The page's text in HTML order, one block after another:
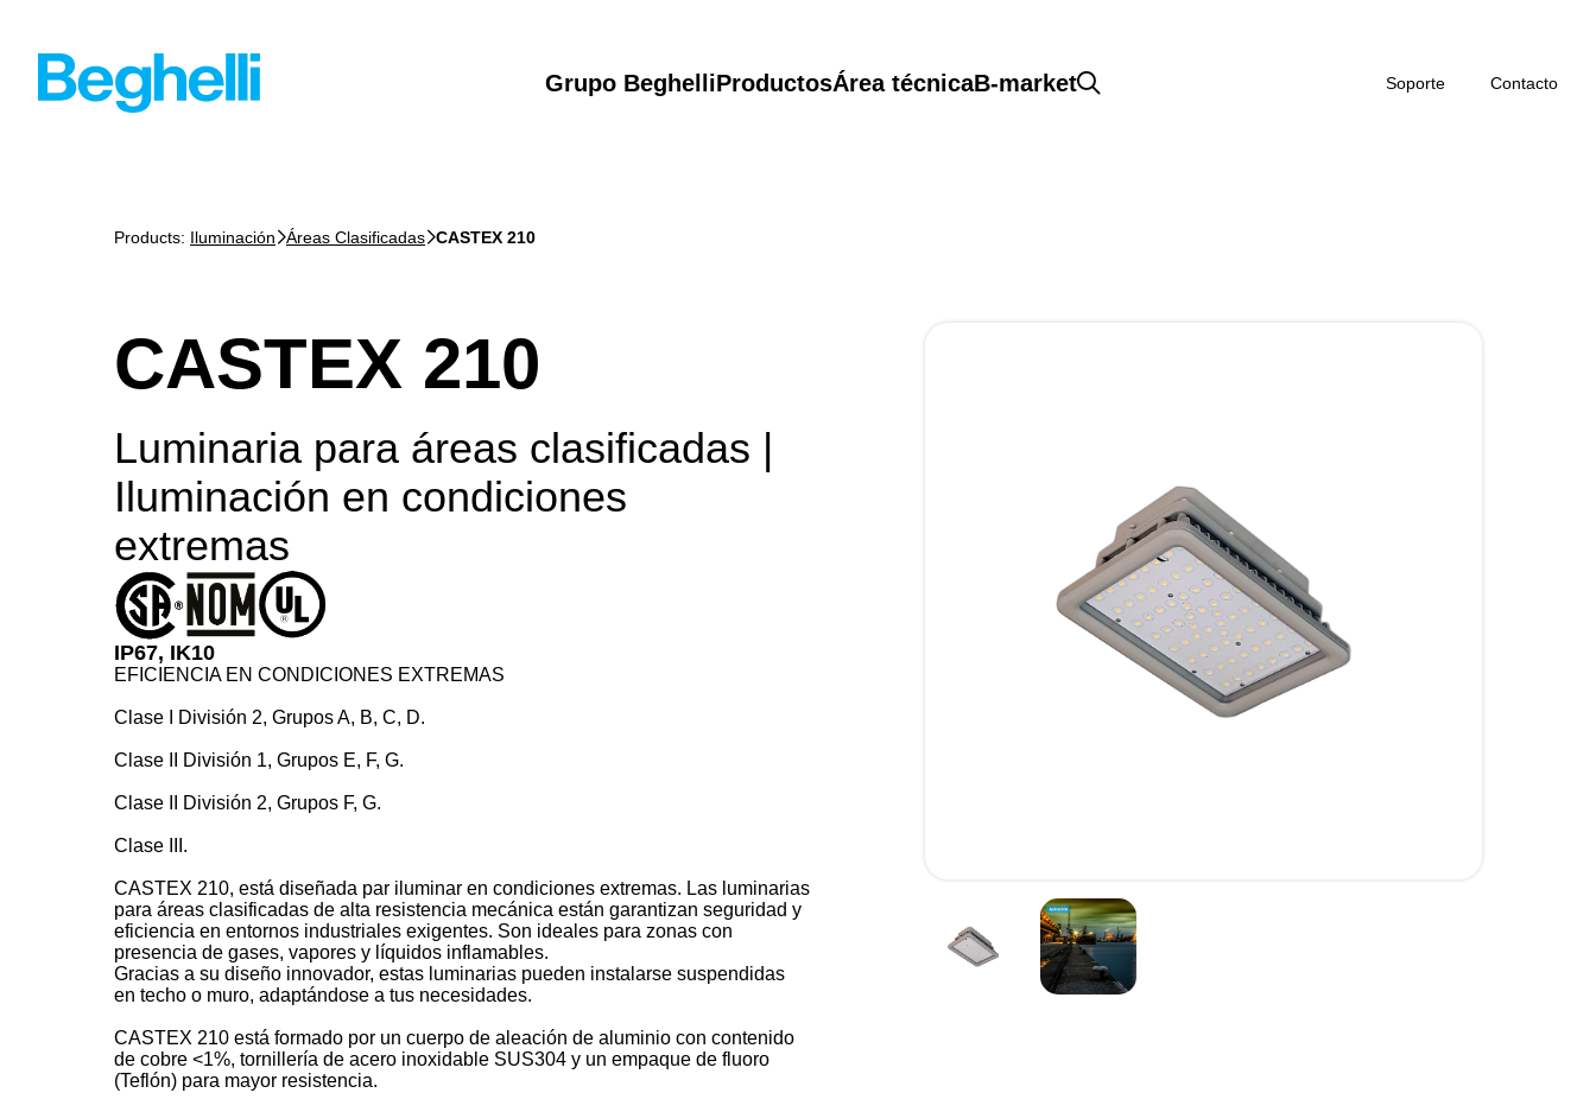
Grupo BeghelliProductosÁrea técnicaB-market Soporte Contacto
Products: Iluminación Áreas Clasificadas CASTEX 210
CASTEX 210
Luminaria para áreas clasificadas |
Iluminación en condiciones
extremas
IP67, IK10
EFICIENCIA EN CONDICIONES EXTREMAS
Clase I División 2, Grupos A, B, C, D.
Clase II División 1, Grupos E, F, G.
Clase II División 2, Grupos F, G.
Clase III.
CASTEX 210, está diseñada par iluminar en condiciones extremas. Las luminarias
para áreas clasificadas de alta resistencia mecánica están garantizan seguridad y
eficiencia en entornos industriales exigentes. Son ideales para zonas con
presencia de gases, vapores y líquidos inflamables.
Gracias a su diseño innovador, estas luminarias pueden instalarse suspendidas
en techo o muro, adaptándose a tus necesidades.
CASTEX 210 está formado por un cuerpo de aleación de aluminio con contenido
de cobre <1%, tornillería de acero inoxidable SUS304 y un empaque de fluoro
(Teflón) para mayor resistencia.